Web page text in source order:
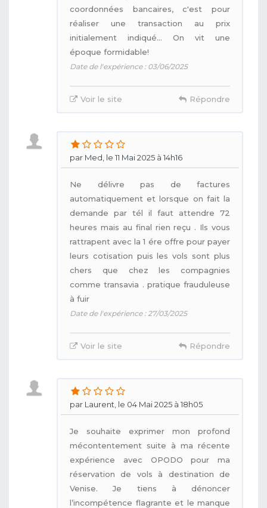
coordonnées bancaires, c'est pour
réaliser une transaction au prix
initialement indiqué... On vit une
époque formidable!
Date de l'expérience : 03/06/2025
Voir le site Répondre
par Med, le 11 Mai 2025 à 14h16
Ne délivre pas de factures
automatiquement et lorsque on fait la
demande par tél il faut attendre 72
heures mais au final rien reçu . Ils vous
rattrapent avec la 1 ére offre pour payer
leurs cotisation puis les vols sont plus
chers que chez les compagnies
comme transavia . pratique frauduleuse
à fuir
Date de l'expérience : 27/03/2025
Voir le site Répondre
par Laurent, le 04 Mai 2025 à 18h05
Je souhaite exprimer mon profond
mécontentement suite à ma récente
expérience avec OPODO pour ma
réservation de vols à destination de
Venise. Je tiens à dénoncer
l’incompétence flagrante et le manque